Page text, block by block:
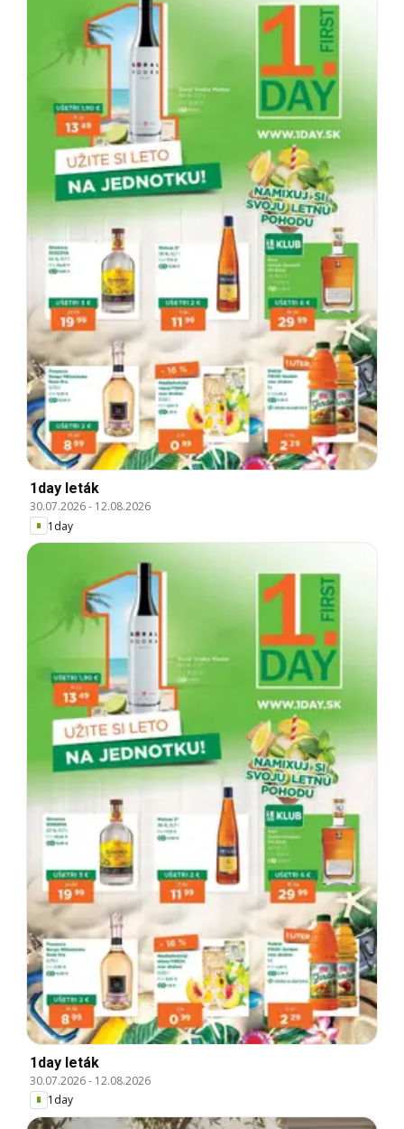
1day leták
30.07.2026- 12.08.2026
1day
1day leták
30.07.2026- 12.08.2026
1day